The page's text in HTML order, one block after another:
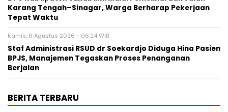
Karang Tengah–Sinagar, Warga Berharap Pekerjaan
Tepat Waktu
Kamis, 6 Agustus 2026 - 06:24 WIB
Staf Administrasi RSUD dr Soekardjo Diduga Hina Pasien
BPJS, Manajemen Tegaskan Proses Penanganan
Berjalan
BERITA TERBARU